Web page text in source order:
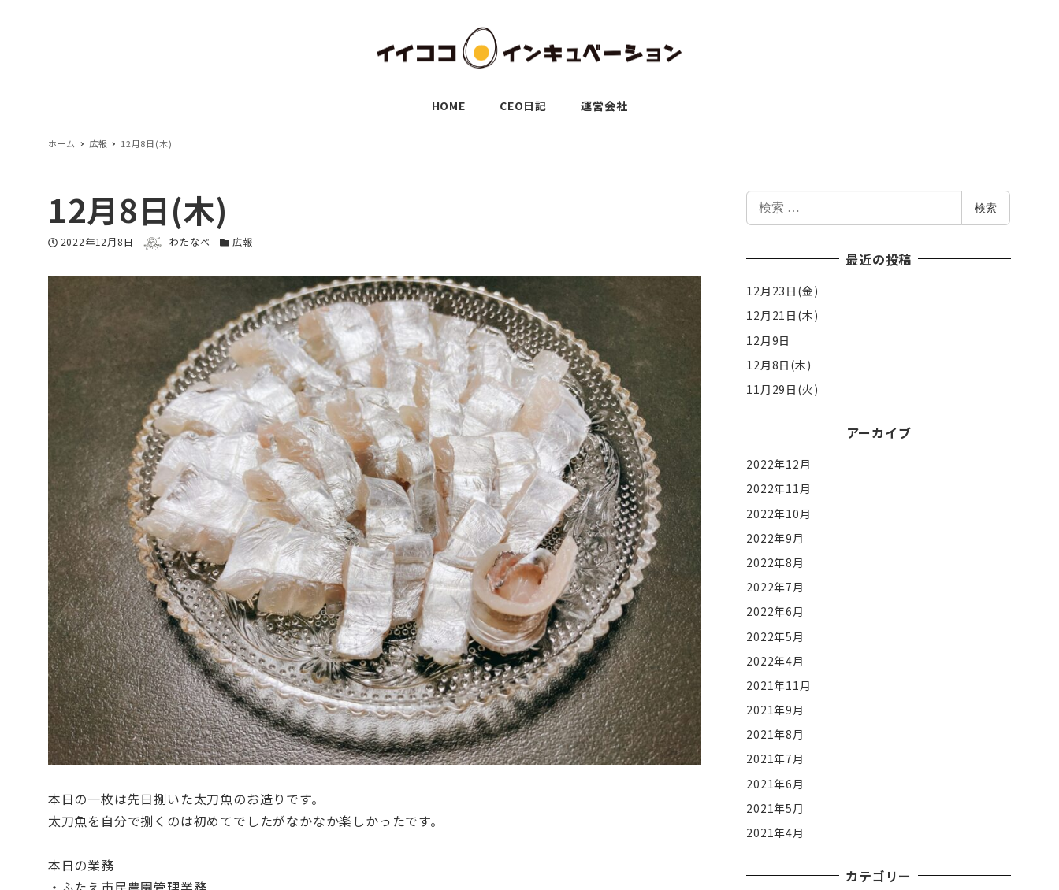
HOME CEO日記 運営会社
ホーム 広報 12月8日(木)
12月8日(木)
投稿日
2022年12月8日 著者 わたなべ カテゴリー
広報
本日の一枚は先日捌いた太刀魚のお造りです。
太刀魚を自分で捌くのは初めてでしたがなかなか楽しかったです。
本日の業務
索
検索
最近の投稿
12月23日(金)
12月21日(木)
12月9日
12月8日(木)
11月29日(火)
アーカイブ
2022年12月
2022年11月
2022年10月
2022年9月
2022年8月
2022年7月
2022年6月
2022年5月
2022年4月
2021年11月
2021年9月
2021年8月
2021年7月
2021年6月
2021年5月
2021年4月
カテゴリー